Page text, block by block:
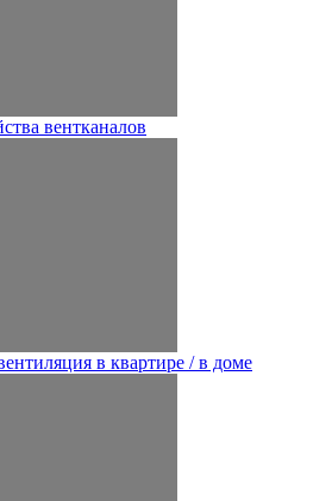
вентканалов
в квартире / в доме